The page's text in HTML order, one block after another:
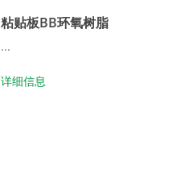
粘贴板BB环氧树脂
...
详细信息